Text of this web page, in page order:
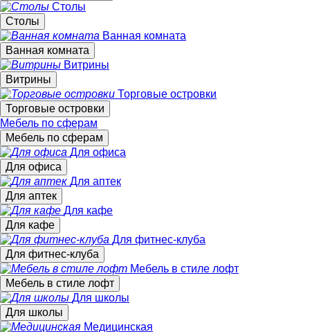
Столы
Столы
Ванная комната
Ванная комната
Витрины
Витрины
Торговые островки
Торговые островки
Мебель по сферам
Мебель по сферам
Для офиса
Для офиса
Для аптек
Для аптек
Для кафе
Для кафе
Для фитнес-клуба
Для фитнес-клуба
Мебель в стиле лофт
Мебель в стиле лофт
Для школы
Для школы
Медицинская